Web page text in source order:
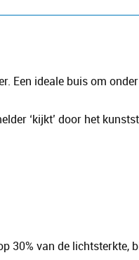
Een ideale buis om
‘kijkt’ door het
30% van de lichtsterkte,